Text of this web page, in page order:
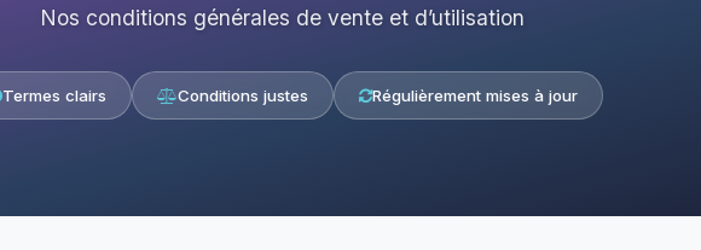
Nos conditions générales de vente et d’utilisation
Termes clairs Conditions justes Régulièrement mises à jour